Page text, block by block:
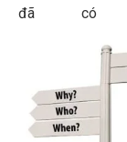
đã có